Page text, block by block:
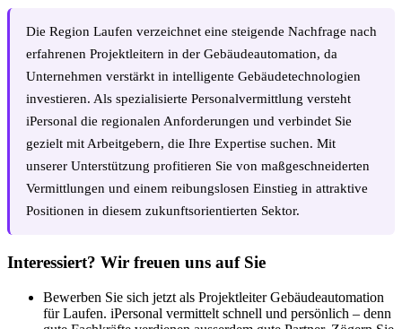
Die Region Laufen verzeichnet eine steigende Nachfrage nach
erfahrenen Projektleitern in der Gebäudeautomation, da
Unternehmen verstärkt in intelligente Gebäudetechnologien
investieren. Als spezialisierte Personalvermittlung versteht
iPersonal die regionalen Anforderungen und verbindet Sie
gezielt mit Arbeitgebern, die Ihre Expertise suchen. Mit
unserer Unterstützung profitieren Sie von maßgeschneiderten
Vermittlungen und einem reibungslosen Einstieg in attraktive
Positionen in diesem zukunftsorientierten Sektor.
Interessiert? Wir freuen uns auf Sie
Bewerben Sie sich jetzt als Projektleiter Gebäudeautomation
für Laufen. iPersonal vermittelt schnell und persönlich – denn